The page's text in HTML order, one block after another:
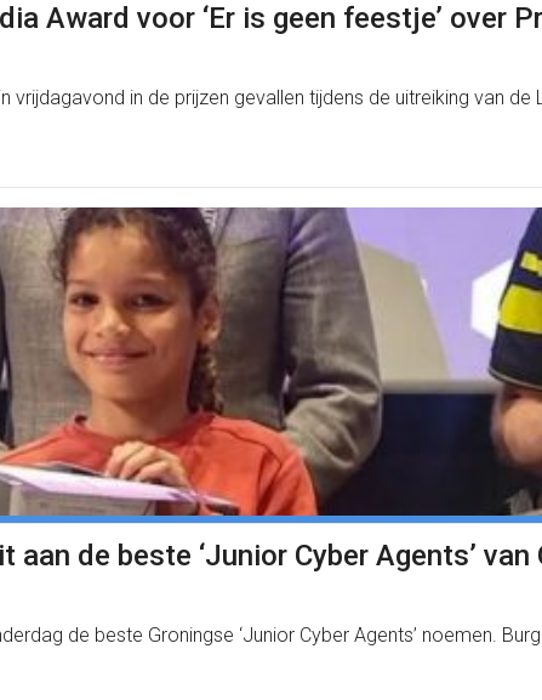
Award voor ‘Er is geen feestje’ over
vrijdagavond in de prijzen gevallen tijdens de uitreiking van
de beste ‘Junior Cyber Agents’ van
de beste Groningse ‘Junior Cyber Agents’ noemen.